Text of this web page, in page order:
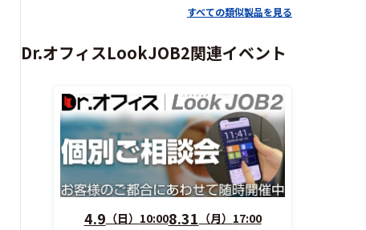
すべての類似製品を見る
Dr.オフィスLookJOB2関連イベント
4.9 （日） 10:008.31 （月） 17:00